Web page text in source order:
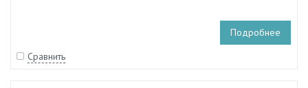
Подробнее
Сравнить